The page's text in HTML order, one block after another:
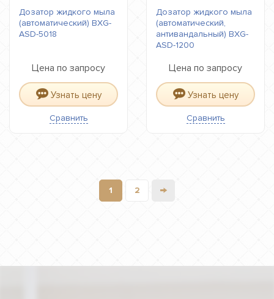
Дозатор жидкого мыла
(автоматический) BXG-
ASD-5018
Цена по запросу
Узнать цену
Сравнить
Дозатор жидкого мыла
(автоматический,
антивандальный) BXG-
ASD-1200
Цена по запросу
Узнать цену
Сравнить
1 2 →